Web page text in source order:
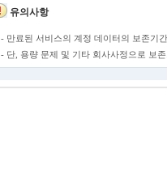
유의사항
- 만료된 서비스의 계정 데이터의 보존기
- 단, 용량 문제 및 기타 회사사정으로 보